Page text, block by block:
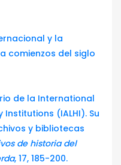
y la
comienzos del siglo
de la International
(IALHI). Su
y bibliotecas
de historia del
, 17, 185-200.